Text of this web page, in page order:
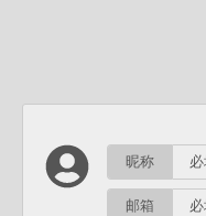
昵称
邮箱